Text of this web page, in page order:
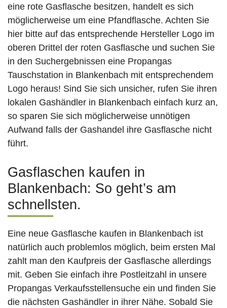
eine rote Gasflasche besitzen, handelt es sich
möglicherweise um eine Pfandflasche. Achten Sie
hier bitte auf das entsprechende Hersteller Logo im
oberen Drittel der roten Gasflasche und suchen Sie
in den Suchergebnissen eine Propangas
Tauschstation in Blankenbach mit entsprechendem
Logo heraus! Sind Sie sich unsicher, rufen Sie ihren
lokalen Gashändler in Blankenbach einfach kurz an,
so sparen Sie sich möglicherweise unnötigen
Aufwand falls der Gashandel ihre Gasflasche nicht
führt.
Gasflaschen kaufen in
Blankenbach: So geht’s am
schnellsten.
Eine neue Gasflasche kaufen in Blankenbach ist
natürlich auch problemlos möglich, beim ersten Mal
zahlt man den Kaufpreis der Gasflasche allerdings
mit. Geben Sie einfach ihre Postleitzahl in unsere
Propangas Verkaufsstellensuche ein und finden Sie
die nächsten Gashändler in ihrer Nähe. Sobald Sie